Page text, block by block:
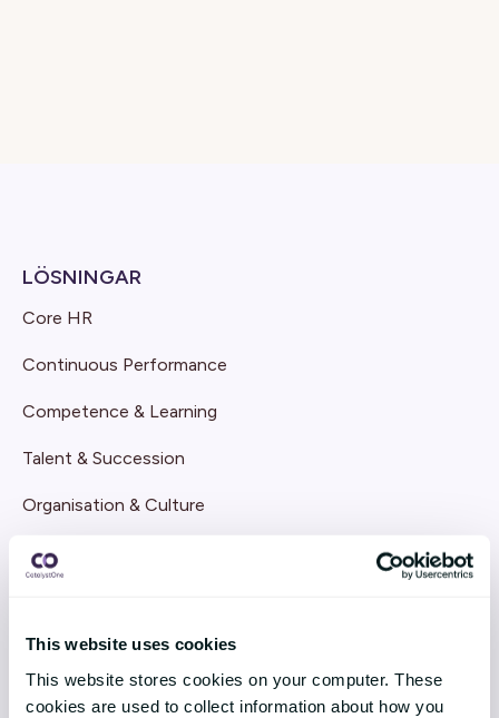
This website uses cookies
This website stores cookies on your computer. These
cookies are used to collect information about how you
LÖSNINGAR
Core HR
Continuous Performance
Competence & Learning
Talent & Succession
Organisation & Culture
Recruitment
Implementation